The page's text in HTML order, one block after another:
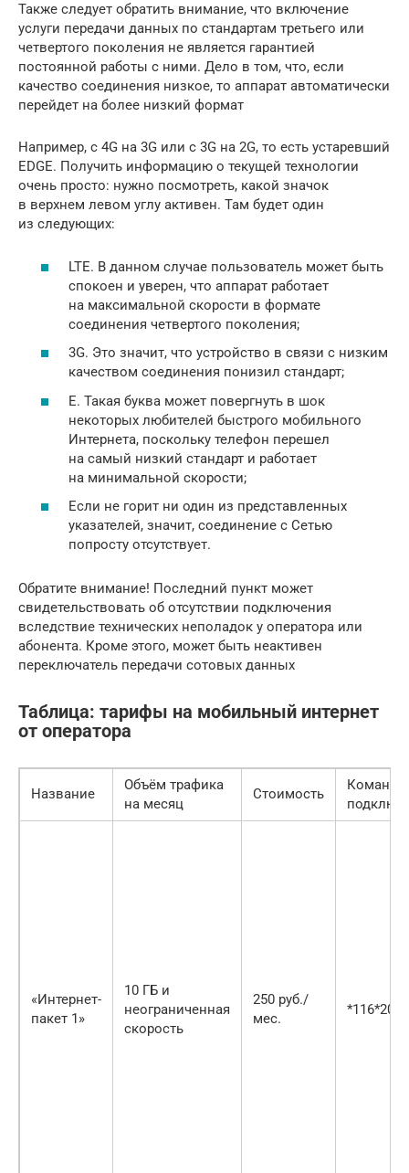
Также следует обратить внимание, что включение
услуги передачи данных по стандартам третьего или
четвертого поколения не является гарантией
постоянной работы с ними. Дело в том, что, если
качество соединения низкое, то аппарат автоматически
перейдет на более низкий формат
Например, с 4G на 3G или с 3G на 2G, то есть устаревший
EDGE. Получить информацию о текущей технологии
очень просто: нужно посмотреть, какой значок
в верхнем левом углу активен. Там будет один
из следующих:
LTE. В данном случае пользователь может быть
спокоен и уверен, что аппарат работает
на максимальной скорости в формате
соединения четвертого поколения;
3G. Это значит, что устройство в связи с низким
качеством соединения понизил стандарт;
E. Такая буква может повергнуть в шок
некоторых любителей быстрого мобильного
Интернета, поскольку телефон перешел
на самый низкий стандарт и работает
на минимальной скорости;
Если не горит ни один из представленных
указателей, значит, соединение с Сетью
попросту отсутствует.
Обратите внимание! Последний пункт может
свидетельствовать об отсутствии подключения
вследствие технических неполадок у оператора или
абонента. Кроме этого, может быть неактивен
переключатель передачи сотовых данных
Таблица: тарифы на мобильный интернет
от оператора
Название
Объём трафика
на месяц
Стоимость
Команда
«Интернет-
пакет 1»
10 ГБ и
неограниченная
скорость
250 руб./
мес.
*116*209#